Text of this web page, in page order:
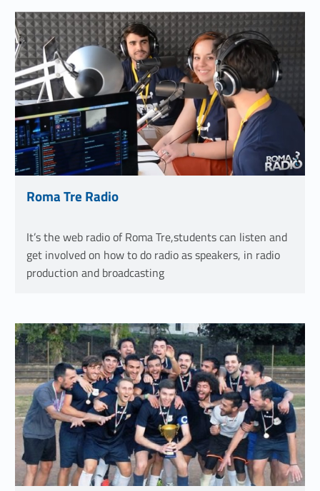
Link identifier #identifier__69411-9
Roma Tre Radio
It’s the web radio of Roma Tre,students can listen and
get involved on how to do radio as speakers, in radio
production and broadcasting
Link identifier #identifier__150118-11